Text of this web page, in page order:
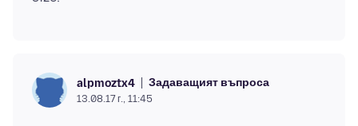
alpmoztx4 Задаващият въпроса
13.08.17 г., 11:45